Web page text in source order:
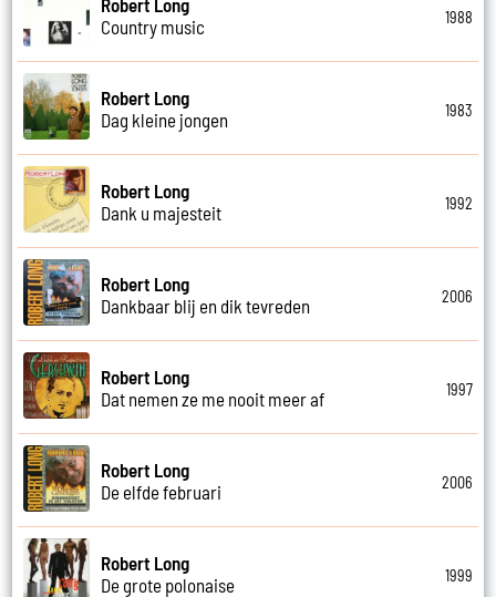
Country music
1988
Robert Long
Dag kleine jongen
1983
Robert Long
Dank u majesteit
1992
Robert Long
Dankbaar blij en dik tevreden
2006
Robert Long
Dat nemen ze me nooit meer af
1997
Robert Long
De elfde februari
2006
Robert Long
De grote polonaise
1999